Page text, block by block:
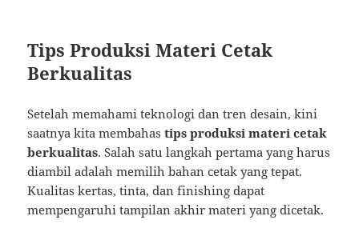
Tips Produksi Materi Cetak
Berkualitas
Setelah memahami teknologi dan tren desain, kini
saatnya kita membahastips produksi materi cetak
berkualitas. Salah satu langkah pertama yang harus
diambil adalah memilih bahan cetak yang tepat.
Kualitas kertas, tinta, dan finishing dapat
mempengaruhi tampilan akhir materi yang dicetak.